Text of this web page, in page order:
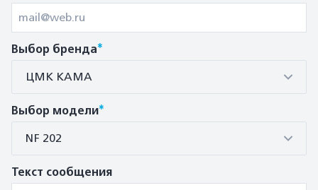
Выбор бренда*
ЦМК КАМА
Выбор модели*
NF 202
Текст сообщения